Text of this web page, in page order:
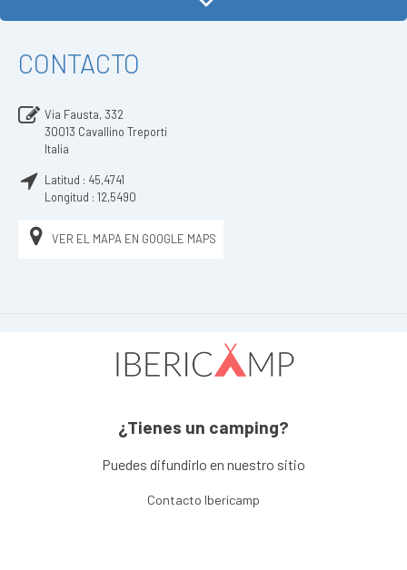
CONTACTO
Via Fausta, 332
30013 Cavallino Treporti
Italia
Latitud : 45,4741
Longitud : 12,5490
VER EL MAPA EN GOOGLE MAPS
¿Tienes un camping?
Puedes difundirlo en nuestro sitio
Contacto Ibericamp